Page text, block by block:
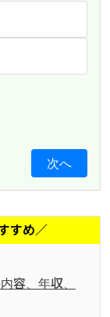
次へ
すめ／
容、年収、